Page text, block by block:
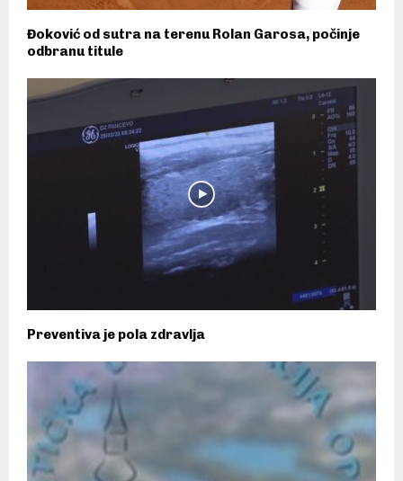
Đoković od sutra na terenu Rolan Garosa, počinje
odbranu titule
Preventiva je pola zdravlja